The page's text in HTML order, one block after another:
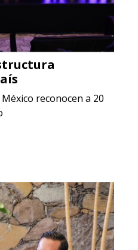
reconocen a 20